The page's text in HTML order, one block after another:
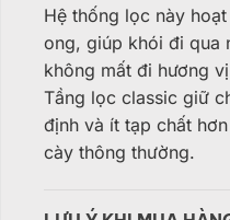
Hệ thống lọc này
ong, giúp khói đi qua
không mất đi hương
Tầng lọc classic giữ
định và ít tạp chất
cày thông thường.